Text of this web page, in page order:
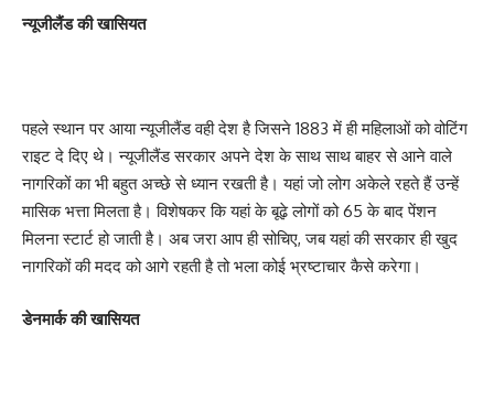
न्यूजीलैंड की खासियत
पहले स्थान पर आया न्यूजीलैंड वही देश है जिसने 1883 में ही महिलाओं को वोटिंग
राइट दे दिए थे। न्यूजीलैंड सरकार अपने देश के साथ साथ बाहर से आने वाले
नागरिकों का भी बहुत अच्छे से ध्यान रखती है। यहां जो लोग अकेले रहते हैं उन्हें
मासिक भत्ता मिलता है। विशेषकर कि यहां के बूढ़े लोगों को 65 के बाद पेंशन
मिलना स्टार्ट हो जाती है। अब जरा आप ही सोचिए, जब यहां की सरकार ही खुद
नागरिकों की मदद को आगे रहती है तो भला कोई भ्रष्टाचार कैसे करेगा।
डेनमार्क की खासियत